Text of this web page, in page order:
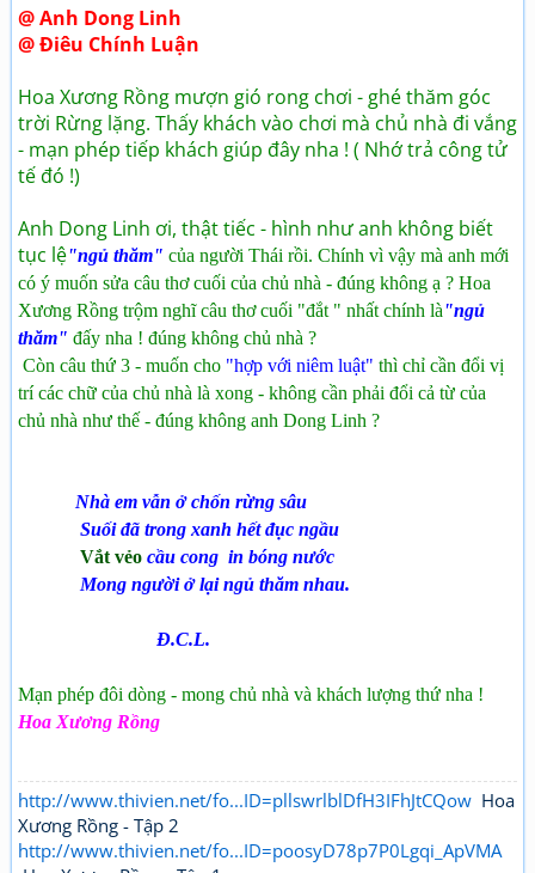
@ Anh Dong Linh
@ Điêu Chính Luận
Hoa Xương Rồng mượn gió rong chơi - ghé thăm góc
trời Rừng lặng. Thấy khách vào chơi mà chủ nhà đi vắng
- mạn phép tiếp khách giúp đây nha ! ( Nhớ trả công tử
tế đó !)
Anh Dong Linh ơi, thật tiếc - hình như anh không biết
tục lệ"ngủ thăm" của người Thái rồi. Chính vì vậy mà anh mới
có ý muốn sửa câu thơ cuối của chủ nhà - đúng không ạ ? Hoa
Xương Rồng trộm nghĩ câu thơ cuối "đắt " nhất chính là"ngủ
thăm" đấy nha ! đúng không chủ nhà ?
Còn câu thứ 3 - muốn cho "hợp với niêm luật" thì chỉ cần đổi vị
trí các chữ của chủ nhà là xong - không cần phải đổi cả từ của
chủ nhà như thế - đúng không anh Dong Linh ?
Nhà em vẫn ở chốn rừng sâu
Suối đã trong xanh hết đục ngầu
Vắt vẻo cầu cong in bóng nước
Mong người ở lại ngủ thăm nhau.
Đ.C.L.
Mạn phép đôi dòng - mong chủ nhà và khách lượng thứ nha !
Hoa Xương Rồng
http://www.thivien.net/fo...ID=pllswrlblDfH3IFhJtCQow Hoa
Xương Rồng - Tập 2
http://www.thivien.net/fo...ID=poosyD78p7P0Lgqi_ApVMA